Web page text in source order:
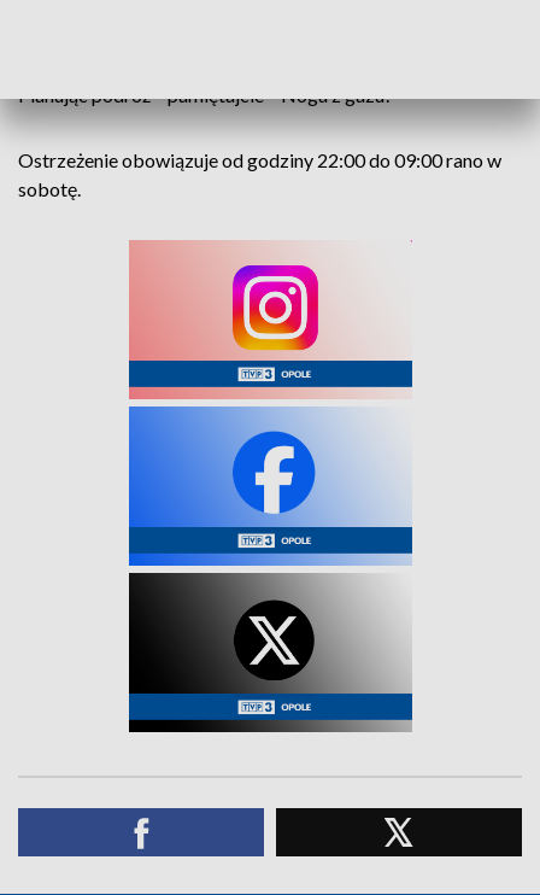
Planując podróż – pamiętajcie – Noga z gazu!
Ostrzeżenie obowiązuje od godziny 22:00 do 09:00 rano w
sobotę.